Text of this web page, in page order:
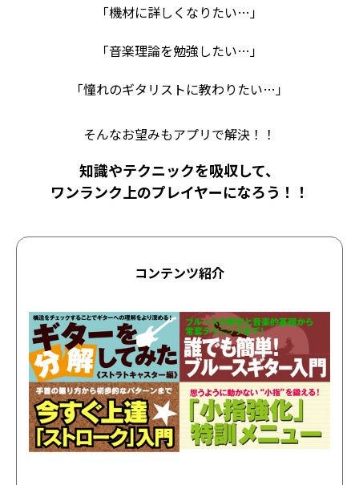
「機材に詳しくなりたい…」
「音楽理論を勉強したい…」
「憧れのギタリストに教わりたい…」
そんなお望みもアプリで解決！！
知識やテクニックを吸収して、
ワンランク上のプレイヤーになろう！！
コンテンツ紹介